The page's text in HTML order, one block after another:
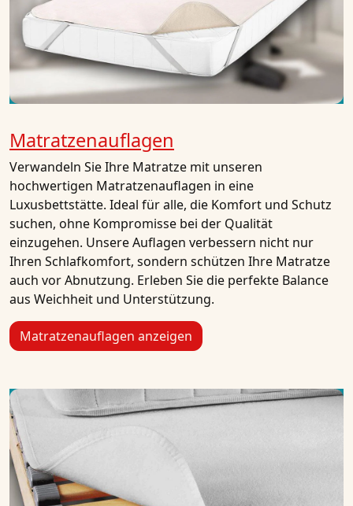
Matratzenauflagen
Verwandeln Sie Ihre Matratze mit unseren
hochwertigen Matratzenauflagen in eine
Luxusbettstätte. Ideal für alle, die Komfort und Schutz
suchen, ohne Kompromisse bei der Qualität
einzugehen. Unsere Auflagen verbessern nicht nur
Ihren Schlafkomfort, sondern schützen Ihre Matratze
auch vor Abnutzung. Erleben Sie die perfekte Balance
aus Weichheit und Unterstützung.
Matratzenauflagen anzeigen